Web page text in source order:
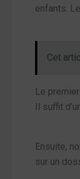
enfants.
Cet
Le
Il suffit
Ensuite,
sur un